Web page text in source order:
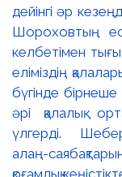
дейінгі әр
Шороховтың
келбетімен
еліміздің
бүгінде
әрі қалалық
үлгерді. Шебер
алаң-
қоғамдық